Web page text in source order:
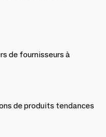
de fournisseurs à
de produits tendances